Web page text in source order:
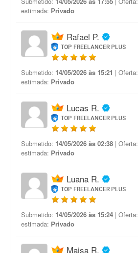
estimada: Privado
Rafael P.
TOP FREELANCER PLUS
Submetido: 14/05/2026 às 15:21 | Oferta:
estimada: Privado
Lucas R.
TOP FREELANCER PLUS
Submetido: 14/05/2026 às 02:38 | Oferta:
estimada: Privado
Luana R.
TOP FREELANCER PLUS
Submetido: 14/05/2026 às 15:24 | Oferta:
estimada: Privado
Maisa R.